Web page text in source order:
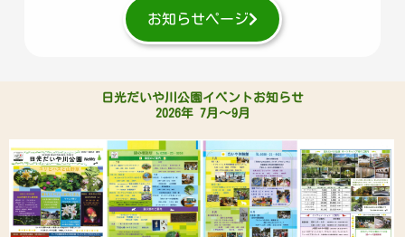
お知らせページ
日光だいや川公園イベントお知らせ
2026年 7月～9月